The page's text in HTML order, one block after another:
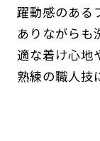
躍動感のある
ありながらも
適な着け心地
熟練の職人技